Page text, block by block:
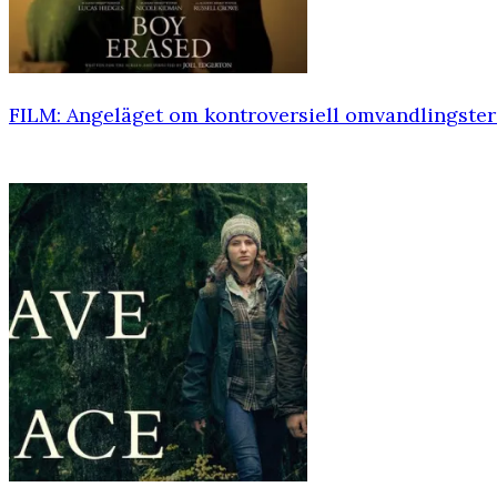
FILM: Angeläget om kontroversiell